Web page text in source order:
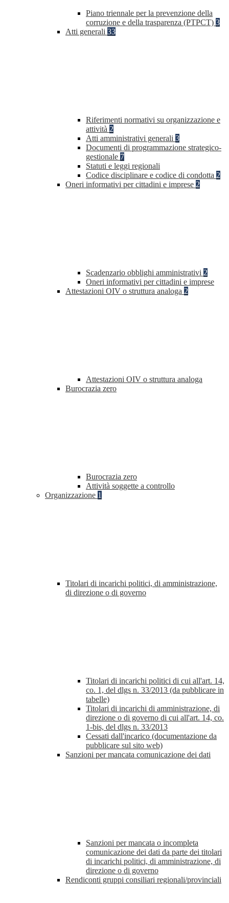
Piano triennale per la prevenzione della
corruzione e della trasparenza (PTPCT) 3
Atti generali 33
Riferimenti normativi su organizzazione e
attività 2
Atti amministrativi generali 3
Documenti di programmazione strategico-
gestionale 7
Statuti e leggi regionali
Codice disciplinare e codice di condotta 2
Oneri informativi per cittadini e imprese 2
Scadenzario obblighi amministrativi 2
Oneri informativi per cittadini e imprese
Attestazioni OIV o struttura analoga 2
Attestazioni OIV o struttura analoga
Burocrazia zero
Burocrazia zero
Attività soggette a controllo
Organizzazione 1
Titolari di incarichi politici, di amministrazione,
di direzione o di governo
Titolari di incarichi politici di cui all'art. 14,
co. 1, del dlgs n. 33/2013 (da pubblicare in
tabelle)
Titolari di incarichi di amministrazione, di
direzione o di governo di cui all'art. 14, co.
1-bis, del dlgs n. 33/2013
Cessati dall'incarico (documentazione da
pubblicare sul sito web)
Sanzioni per mancata comunicazione dei dati
Sanzioni per mancata o incompleta
comunicazione dei dati da parte dei titolari
di incarichi politici, di amministrazione, di
direzione o di governo
Rendiconti gruppi consiliari regionali/provinciali